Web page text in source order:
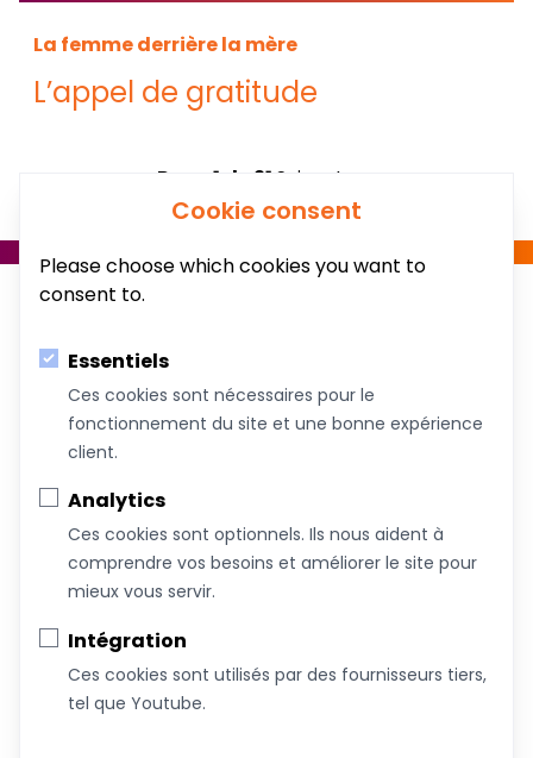
La femme derrière la mère
L’appel de gratitude
Page 1 de 21 Suivante ➡
Au service du bien-être de votre famille!
Coachs &
Intervenants
ateliers et
formations
Devenez commanditaire
Cookie consent
Please choose which cookies you want to
consent to.
Essentiels
Ces cookies sont nécessaires pour le
fonctionnement du site et une bonne expérience
client.
Analytics
Ces cookies sont optionnels. Ils nous aident à
comprendre vos besoins et améliorer le site pour
mieux vous servir.
Intégration
Ces cookies sont utilisés par des fournisseurs tiers,
tel que Youtube.